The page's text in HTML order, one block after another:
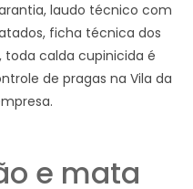
laudo técnico com
ficha técnica dos
toda calda cupinicida é
de pragas na Vila da
e mata